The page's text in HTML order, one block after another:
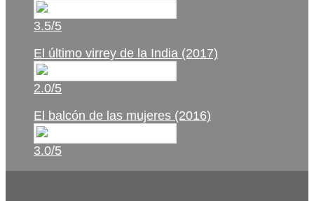
3.5/5
El último virrey de la India (2017)
2.0/5
El balcón de las mujeres (2016)
3.0/5